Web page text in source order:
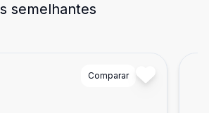
semelhantes
Comparar